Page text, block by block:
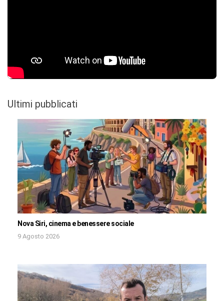
Ultimi pubblicati
Nova Siri, cinema e benessere sociale
9 Agosto 2026